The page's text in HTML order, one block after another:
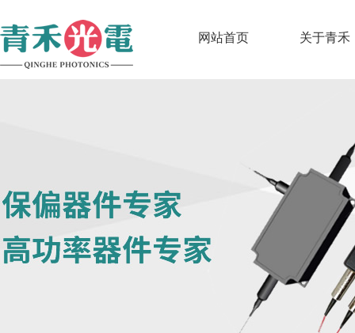
网站首页 关于青禾